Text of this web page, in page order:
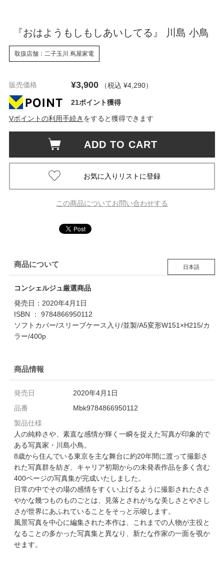
『おはようもしもしあいしてる』 川島 小鳥
取扱店舗：二子玉川 蔦屋家電
販売価格 ¥3,900 （税込 ¥4,290）
21ポイント獲得
Vポイントの利用手続き をすると獲得できます
ADD TO CART
この商品についてお問い合わせする
商品について 日本語
コンシェルジュ厳選商品
発売日：2020年4月1日
ISBN ： 9784866950112
ソフトカバー/スリーブケース入り/並製/A5変形W151×H215/カ
ラー/400p
商品情報
発売日
2020年4月1日
品番
Mbk9784866950112
製品仕様
人の純粋さや、素直な感情が輝く一瞬を捉えた写真が印象的で
ある写真家・川島小鳥。
8歳から住んでいる東京を主な舞台に約20年間に渡って撮影さ
れた写真群を紡ぎ、キャリア初期からの未発表作品を多く含む
400ページの写真集が完成いたしました。
日常の中でその場の感情をすくい上げるように撮影されたささ
やかな幾つものものごとは、見落とされがちな美しさとやさし
さが世界にあふれていることをそっと示唆します。
風景写真を中心に編集された本作は、これまでの人物が主役と
なることの多かった写真集と異なり、新たな作家の一面を覗か
せます。